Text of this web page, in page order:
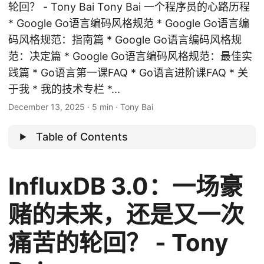
轮回？ - Tony Bai Tony Bai 一个程序员的心路历程
* Google Go语言编码风格规范 * Google Go语言编
码风格规范：指南篇 * Google Go语言编码风格规
范：决定篇 * Google Go语言编码风格规范：最佳实
践篇 * Go语言第一课FAQ * Go语言进阶课FAQ * 关
于我 * 我的技术专栏 *...
December 13, 2025 · 5 min · Tony Bai
Table of Contents
InfluxDB 3.0：一场豪
赌的未来，还是又一次
痛苦的轮回？ - Tony